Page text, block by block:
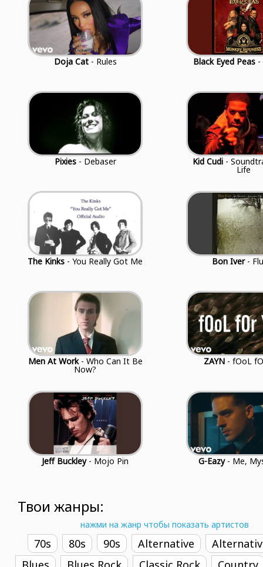
Doja Cat- Rules Black Eyed Peas -
Pixies- Debaser Kid Cudi-
Life
The Kinks - You Really Got Me Bon Iver-
Men At Work- Who Can It Be
Now?
ZAYN - fOoL
Jeff Buckley- Mojo Pin G-Eazy- Me,
Твои жанры:
нажми на жанр чтобы показать артистов
70s 80s 90s Alternative